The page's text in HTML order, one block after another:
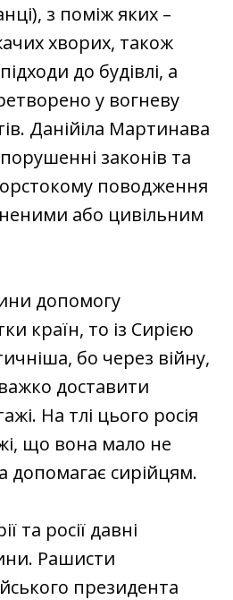
з поміж яких –
хворих, також
до будівлі, а
у вогневу
Данійіла Мартинава
законів та
поводження
або цивільним
допомогу
країн, то із Сирією
бо через війну,
доставити
На тлі цього росія
що вона мало не
допомагає сирійцям.
та росії давні
Рашисти
президента